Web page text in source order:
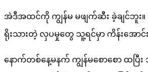
အဲဒီအထင်ကို ကျွန်မ မဖျက်ဆီး ခဲ့ချင်ဘူး
ရိုးသားတဲ့ လှပမှုတွေ သူ့ရင်မှာ ကိန်းအောင်း
နောက်တစ်နေ့မနက် ကျွန်မစောစော ထပ